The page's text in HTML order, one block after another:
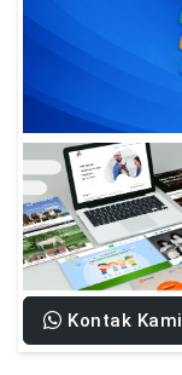
Kontak Kami